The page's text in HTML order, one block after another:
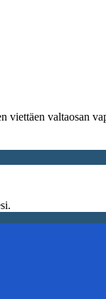
viettäen valtaosan